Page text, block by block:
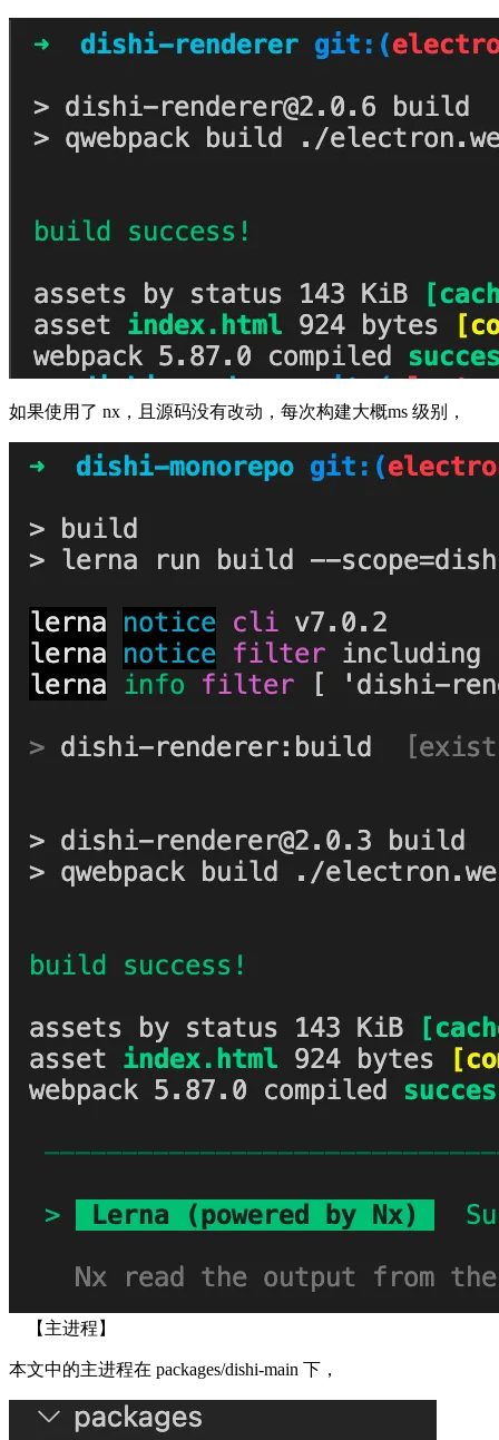
如果使用了 nx，且源码没有改动，每次构建大概ms 级别，
【主进程】
本文中的主进程在 packages/dishi-main 下，